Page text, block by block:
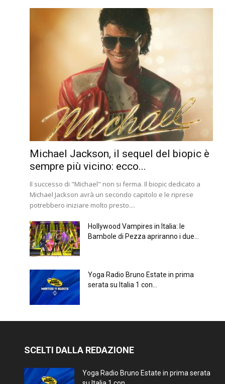
Michael Jackson, il sequel del biopic è
sempre più vicino: ecco...
Il successo di "Michael" non si ferma. Il biopic dedicato a
Michael Jackson avrà un secondo capitolo e le riprese
potrebbero iniziare molto presto....
Hollywood Vampires in Italia: le
Bambole di Pezza apriranno i due...
Yoga Radio Bruno Estate in prima
serata su Italia 1 con...
SCELTI DALLA REDAZIONE
Yoga Radio Bruno Estate in prima serata